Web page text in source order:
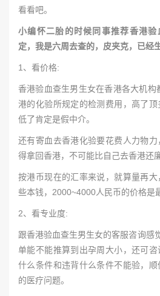
看看吧。
小编怀二胎的时候同事推荐香港验
定，我是六周去查的，皮夹克，已经
1、看价格:
香港验血查生男生女在香港各大机
港的化验所规定的检测费用，高了顶
低了肯定是假中介。
还有寄血去香港化验要花费人力物
得拿回香港，不可能比自己去香港还廉
按港币现在的汇率来说，就算量再
些本钱，2000~4000人民币的价格是
2、看专业度:
跟香港验血查生男生女的客服咨询感
单能不能推算到出孕周大小，还可
什么条件和违背什么条件不能验，
的医疗问题。